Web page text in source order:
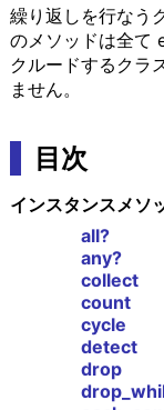
繰り返しを行なう
のメソッドは全て
クルードするクラ
ません。
目次
インスタンスメソ
all?
any?
collect
count
cycle
detect
drop